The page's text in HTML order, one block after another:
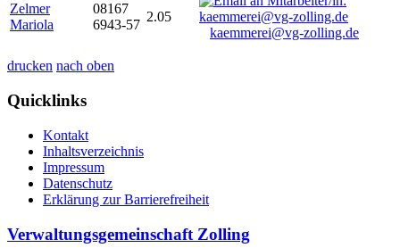
Zelmer
Mariola
08167
6943-57
2.05
kaemmerei@vg-zolling.de
drucken nach oben
Quicklinks
Kontakt
Inhaltsverzeichnis
Impressum
Datenschutz
Erklärung zur Barrierefreiheit
Verwaltungsgemeinschaft Zolling